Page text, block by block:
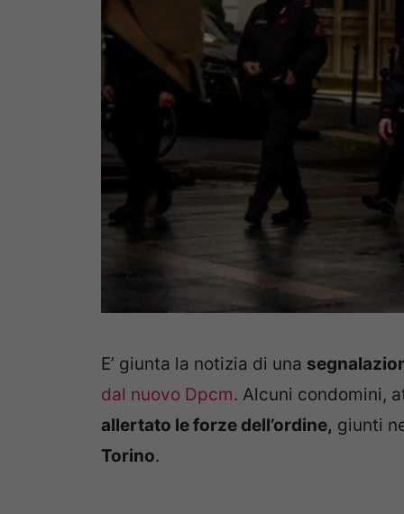
E’ giunta la notizia di una
dal nuovo Dpcm. Alcuni condomini,
allertato le forze dell’ordine, giunti
Torino.